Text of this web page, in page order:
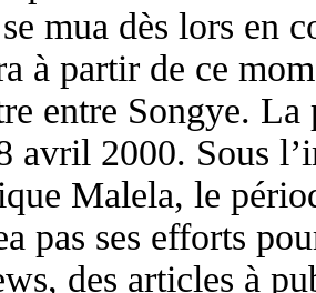
mua dès lors en
à partir de ce
entre Songye.
avril 2000. Sous
Malela, le
pas ses efforts
des articles à